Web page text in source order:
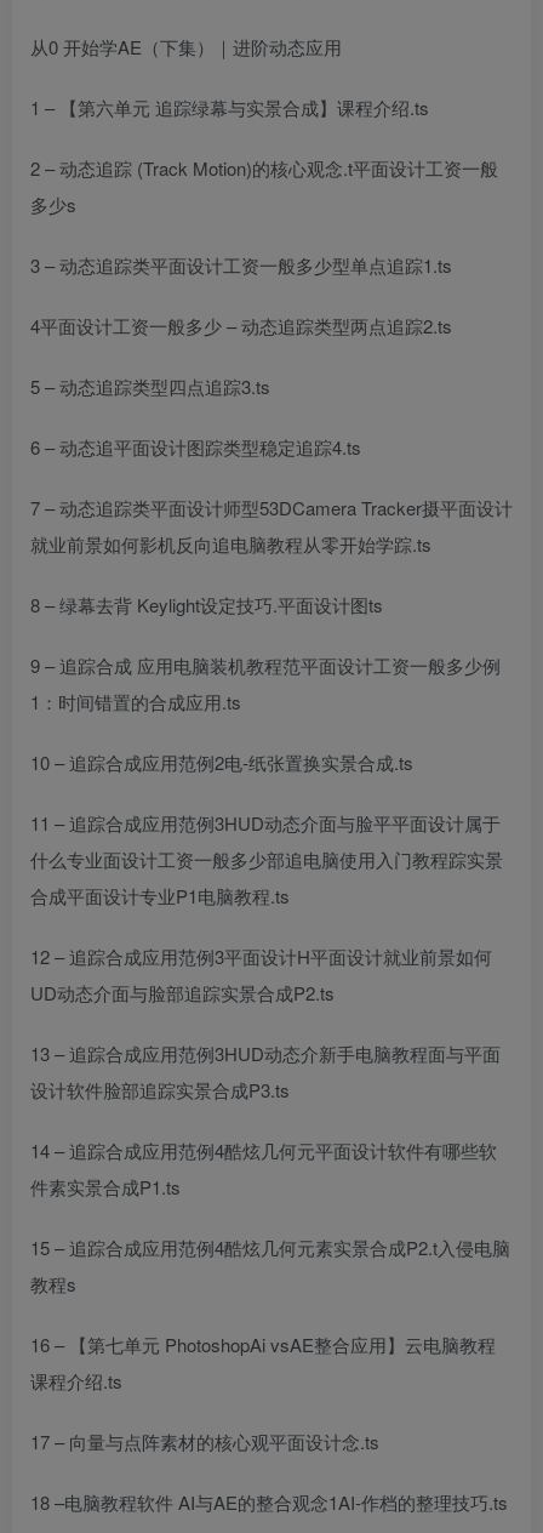
从0 开始学AE（下集）｜进阶动态应用
1 – 【第六单元 追踪绿幕与实景合成】课程介绍.ts
2 – 动态追踪 (Track Motion)的核心观念.t平面设计工资一般
多少s
3 – 动态追踪类平面设计工资一般多少型单点追踪1.ts
4平面设计工资一般多少– 动态追踪类型两点追踪2.ts
5 – 动态追踪类型四点追踪3.ts
6 – 动态追平面设计图踪类型稳定追踪4.ts
7 – 动态追踪类平面设计师型53DCamera Tracker摄平面设计
就业前景如何影机反向追电脑教程从零开始学踪.ts
8 – 绿幕去背 Keylight设定技巧.平面设计图ts
9 – 追踪合成 应用电脑装机教程范平面设计工资一般多少例
1：时间错置的合成应用.ts
10 – 追踪合成应用范例2电-纸张置换实景合成.ts
11 – 追踪合成应用范例3HUD动态介面与脸平平面设计属于
什么专业面设计工资一般多少部追电脑使用入门教程踪实景
合成平面设计专业P1电脑教程.ts
12 – 追踪合成应用范例3平面设计H平面设计就业前景如何
UD动态介面与脸部追踪实景合成P2.ts
13 – 追踪合成应用范例3HUD动态介新手电脑教程面与平面
设计软件脸部追踪实景合成P3.ts
14 – 追踪合成应用范例4酷炫几何元平面设计软件有哪些软
件素实景合成P1.ts
15 – 追踪合成应用范例4酷炫几何元素实景合成P2.t入侵电脑
教程s
16 – 【第七单元 PhotoshopAi vsAE整合应用】 云电脑教程
课程介绍.ts
17 – 向量与点阵素材的核心观平面设计念.ts
18 –电脑教程软件 AI与AE的整合观念1AI-作档的整理技巧.ts